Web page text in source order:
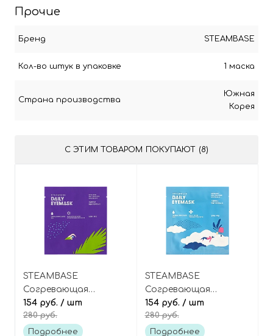
Прочие
Бренд STEAMBASE
Кол-во штук в упаковке 1 маска
Страна производства
Южная
Корея
С ЭТИМ ТОВАРОМ ПОКУПАЮТ (8)
STEAMBASE
Согревающая
паровая маска для
глаз «Лаванда» Daily
Eye Mask Lavender
154 руб. / шт
280 руб.
Подробнее
STEAMBASE
Согревающая
паровая маска для
глаз «Пушистое
облако» Daily Eye
154 руб. / шт
280 руб.
Подробнее